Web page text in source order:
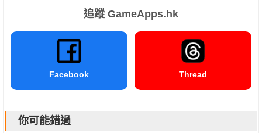
追蹤 GameApps.hk
Facebook Thread
你可能錯過